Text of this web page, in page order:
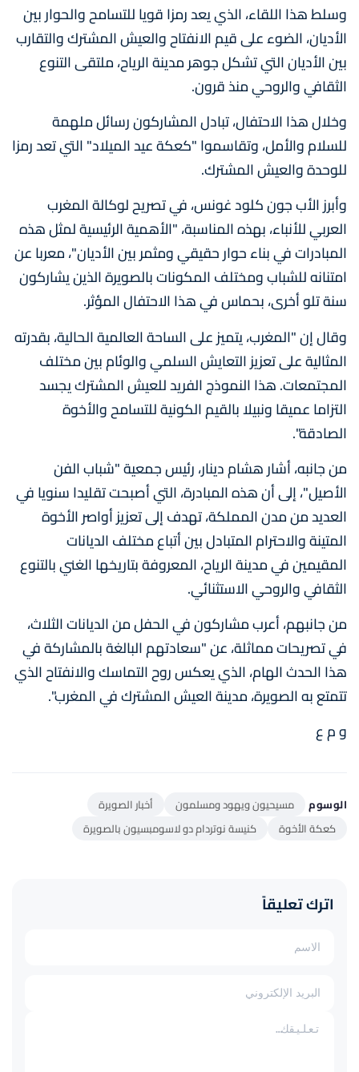
وسلط هذا اللقاء، الذي يعد رمزا قويا للتسامح والحوار بين
الأديان، الضوء على قيم الانفتاح والعيش المشترك والتقارب
بين الأديان التي تشكل جوهر مدينة الرياح، ملتقى التنوع
الثقافي والروحي منذ قرون.
وخلال هذا الاحتفال، تبادل المشاركون رسائل ملهمة
للسلام والأمل، وتقاسموا "كعكة عيد الميلاد" التي تعد رمزا
للوحدة والعيش المشترك.
وأبرز الأب جون كلود غونس، في تصريح لوكالة المغرب
العربي للأنباء، بهذه المناسبة، "الأهمية الرئيسية لمثل هذه
المبادرات في بناء حوار حقيقي ومثمر بين الأديان"، معربا عن
امتنانه للشباب ومختلف المكونات بالصويرة الذين يشاركون
سنة تلو أخرى، بحماس في هذا الاحتفال المؤثر.
وقال إن "المغرب، يتميز على الساحة العالمية الحالية، بقدرته
المثالية على تعزيز التعايش السلمي والوئام بين مختلف
المجتمعات. هذا النموذج الفريد للعيش المشترك يجسد
التزاما عميقا ونبيلا بالقيم الكونية للتسامح والأخوة
الصادقة".
من جانبه، أشار هشام دينار، رئيس جمعية "شباب الفن
الأصيل"، إلى أن هذه المبادرة، التي أصبحت تقليدا سنويا في
العديد من مدن المملكة، تهدف إلى تعزيز أواصر الأخوة
المتينة والاحترام المتبادل بين أتباع مختلف الديانات
المقيمين في مدينة الرياح، المعروفة بتاريخها الغني بالتنوع
الثقافي والروحي الاستثنائي.
من جانبهم، أعرب مشاركون في الحفل من الديانات الثلاث،
في تصريحات مماثلة، عن "سعادتهم البالغة بالمشاركة في
هذا الحدث الهام، الذي يعكس روح التماسك والانفتاح الذي
تتمتع به الصويرة، مدينة العيش المشترك في المغرب".
و م ع
الوسوم مسيحيون ويهود ومسلمون
أخبار الصويرة
كعكة الأخوة
كنيسة نوتردام دو لاسومبسيون بالصويرة
اترك تعليقاً